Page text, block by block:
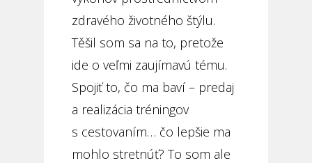
zdravého životného štýlu.
Těšil som sa na to, pretože
ide o veľmi zaujímavú tému.
Spojiť to, čo ma baví – predaj
a realizácia tréningov
s cestovaním… čo lepšie ma
mohlo stretnúť? To som ale